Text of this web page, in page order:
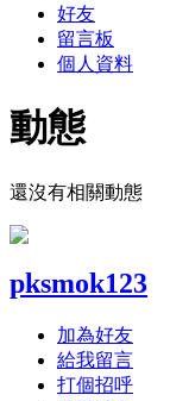
好友
留言板
個人資料
動態
還沒有相關動態
pksmok123
加為好友
給我留言
打個招呼